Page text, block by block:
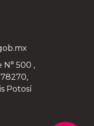
N° 500 ,
Potosí